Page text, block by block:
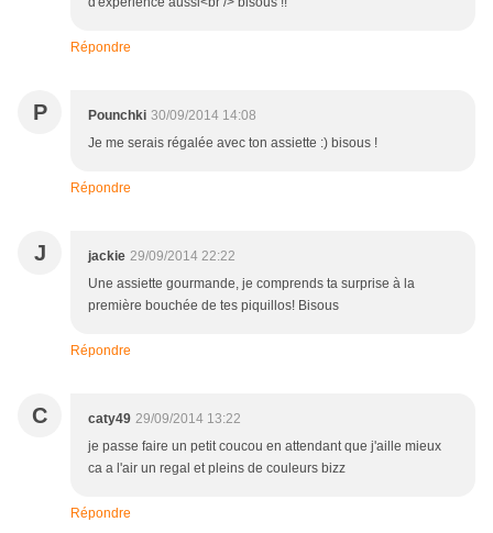
Répondre
P Pounchki 30/09/2014 14:08
Je me serais régalée avec ton assiette :) bisous !
Répondre
J jackie 29/09/2014 22:22
Une assiette gourmande, je comprends ta surprise à la
première bouchée de tes piquillos! Bisous
Répondre
C caty49 29/09/2014 13:22
je passe faire un petit coucou en attendant que j'aille mieux
ca a l'air un regal et pleins de couleurs bizz
Répondre